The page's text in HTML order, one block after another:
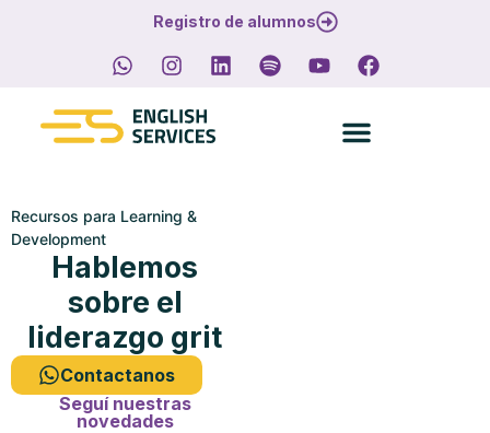
Registro de alumnos
Recursos para Learning &
Development
Hablemos
sobre el
liderazgo grit
Contactanos
Seguí nuestras
novedades